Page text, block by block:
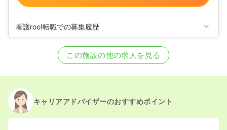
看護roo!転職での募集履歴
正看護師の募集を休止
正看護師の募集を開始
2021/10/28正・准看護師の募集を開始
この施設の他の求人を見る
キャリアアドバイザーのおすすめポイント